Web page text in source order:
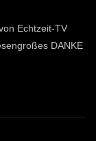
Echtzeit-TV
DANKE